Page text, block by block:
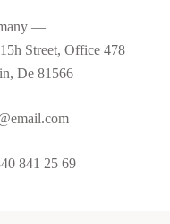
—
Street, Office 478
De 81566
841 25 69